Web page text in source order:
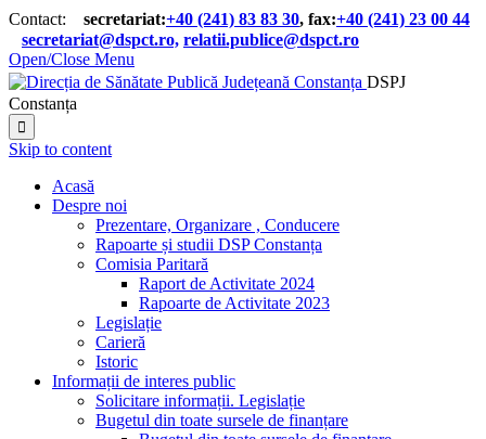
Contact: secretariat:+40 (241) 83 83 30, fax:+40 (241) 23 00 44
secretariat@dspct.ro, relatii.publice@dspct.ro
Open/Close Menu
DSPJ
Constanța

Skip to content
Acasă
Despre noi
Prezentare, Organizare , Conducere
Rapoarte și studii DSP Constanța
Comisia Paritară
Raport de Activitate 2024
Rapoarte de Activitate 2023
Legislație
Carieră
Istoric
Informații de interes public
Solicitare informații. Legislație
Bugetul din toate sursele de finanțare